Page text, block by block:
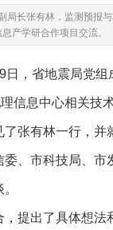
局长张有林，监测预报
产学研合作项目交流。
，省地震局党组
信息中心相关技
张有林一行，并
、市科技局、市
提出了具体想法